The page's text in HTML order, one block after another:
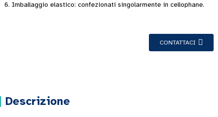
6. Imballaggio elastico: confezionati singolarmente in cellophane.
CONTATTACI
Descrizione